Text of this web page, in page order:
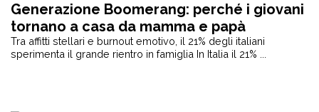
Generazione Boomerang: perché i giovani
tornano a casa da mamma e papà
Tra affitti stellari e burnout emotivo, il 21% degli italiani
sperimenta il grande rientro in famiglia In Italia il 21% ...